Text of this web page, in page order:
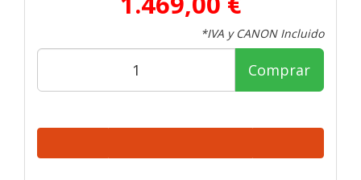
*IVA y CANON Incluido
Comprar